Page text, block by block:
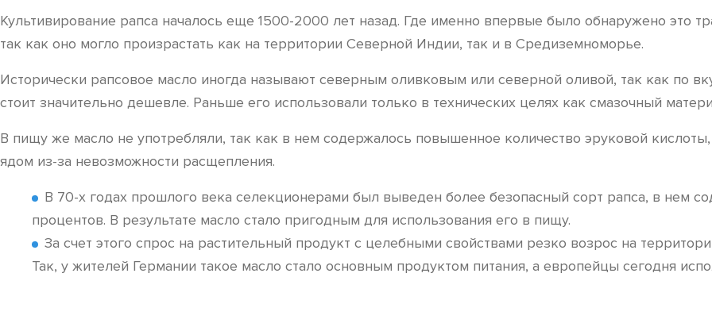
Культивирование рапса началось еще 1500-2000 лет назад. Где именно впервые было обнаружено это
так как оно могло произрастать как на территории Северной Индии, так и в Средиземноморье.
Исторически рапсовое масло иногда называют северным оливковым или северной оливой, так как по
стоит значительно дешевле. Раньше его использовали только в технических целях как смазочный
В пищу же масло не употребляли, так как в нем содержалось повышенное количество эруковой
ядом из-за невозможности расщепления.
В 70-х годах прошлого века селекционерами был выведен более безопасный сорт рапса, в нем
процентов. В результате масло стало пригодным для использования его в пищу.
За счет этого спрос на растительный продукт с целебными свойствами резко возрос на
Так, у жителей Германии такое масло стало основным продуктом питания, а европейцы сегодня